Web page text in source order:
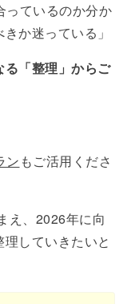
っているのか分か
か迷っている」
「整理」からご
ン もご活用くださ
え、2026年に向
していきたいと